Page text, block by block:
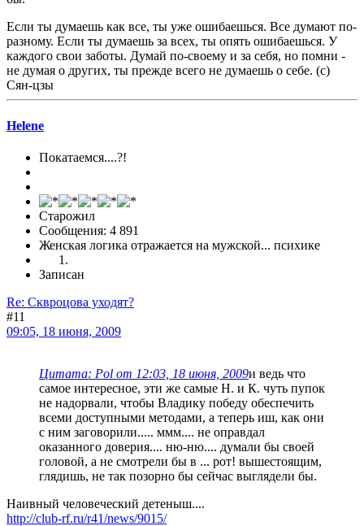
Если ты думаешь как все, ты уже ошибаешься. Все думают по-
разному. Если ты думаешь за всех, ты опять ошибаешься. У
каждого свои заботы. Думай по-своему и за себя, но помни -
не думая о других, ты прежде всего не думаешь о себе. (с)
Сян-цзы
Helene
Покатаемся....?!
Старожил
Сообщения: 4 891
Женская логика отражается на мужской... психике
Записан
Re: Сквроцова уходят?
#11
09:05, 18 июня, 2009
Цитата: Pol от 12:03, 18 июня, 2009и ведь что
самое интересное, эти же самые Н. и К. чуть пупок
не надорвали, чтобы Владику победу обеспечить
всеми доступными методами, а теперь иш, как они
с ним заговорили..... ммм.... не оправдал
оказанного доверия.... ню-ню.... думали бы своей
головой, а не смотрели бы в ... рот! вышестоящим,
глядишь, не так позорно бы сейчас выглядели бы.
Наивный человеческий детеныш....
http://club-rf.ru/r41/news/9015/